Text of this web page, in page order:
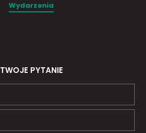
Wydarzenia
TWOJE PYTANIE